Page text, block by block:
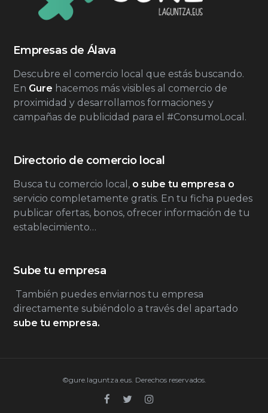
Empresas de Álava
Descubre el comercio local que estás buscando.
En Gure hacemos más visibles al comercio de
proximidad y desarrollamos formaciones y
campañas de publicidad para el #ConsumoLocal.
Directorio de comercio local
Busca tu comercio local, o sube tu empresa o
servicio completamente gratis. En tu ficha puedes
publicar ofertas, bonos, ofrecer información de tu
establecimiento…
Sube tu empresa
También puedes enviarnos tu empresa
directamente subiéndolo a través del apartado
sube tu empresa.
©gure.laguntza.eus. Derechos reservados.